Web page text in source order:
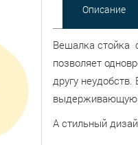
Описание
Вешалка стойка
позволяет
другу
выдерживающую
А стильный